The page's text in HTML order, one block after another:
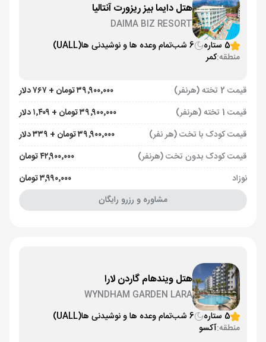
هتل دایما بیز ریزورت آنتالیا
DAIMA BIZ RESORT
5 ستاره
6 شب تمام وعده ها و نوشیدنی ها(UALL)
منطقه:کمر
قیمت 2 تخته (هرنفر)
۳۹٬۹۰۰٬۰۰۰ تومان + ۷۶۷ دلار
قیمت 1 تخته (هرنفر)
۳۹٬۹۰۰٬۰۰۰ تومان + ۱٬۴۰۹ دلار
قیمت کودک با تخت (هر نفر)
۳۹٬۹۰۰٬۰۰۰ تومان + ۳۳۹ دلار
قیمت کودک بدون تخت (هرنفر)
۴۲٬۹۰۰٬۰۰۰ تومان
نوزاد
۳٬۹۹۰٬۰۰۰ تومان
مشاوره و رزرو رایگان
هتل ویندهام گاردن لارا
WYNDHAM GARDEN LARA
5 ستاره
6 شب تمام وعده ها و نوشیدنی ها(UALL)
منطقه:آکسو